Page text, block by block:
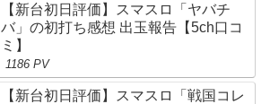
【新台初日評価】スマスロ「ヤバチ
バ」の初打ち感想 出玉報告【5ch口コ
ミ】
1186 PV
【新台初日評価】スマスロ「戦国コレ